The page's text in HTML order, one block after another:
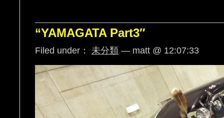
“YAMAGATA Part3″
Filed under： 未分類 — matt @ 12:07:33